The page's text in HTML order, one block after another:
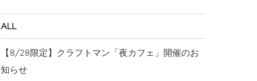
ALL
【8/28限定】クラフトマン「夜カフェ」開催のお
知らせ